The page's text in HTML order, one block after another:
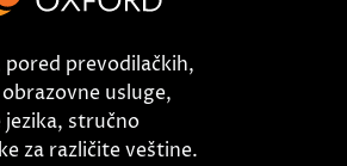
prevodilačkih,
usluge,
jezika, stručno
za različite veštine.